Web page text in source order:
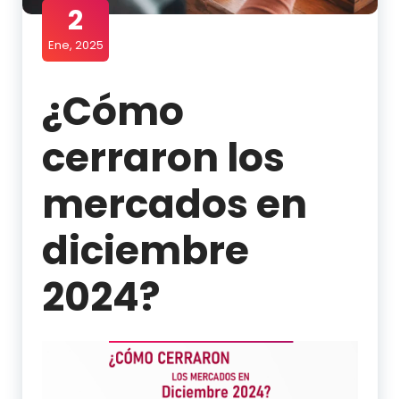
2
Ene, 2025
¿Cómo
cerraron los
mercados en
diciembre
2024?